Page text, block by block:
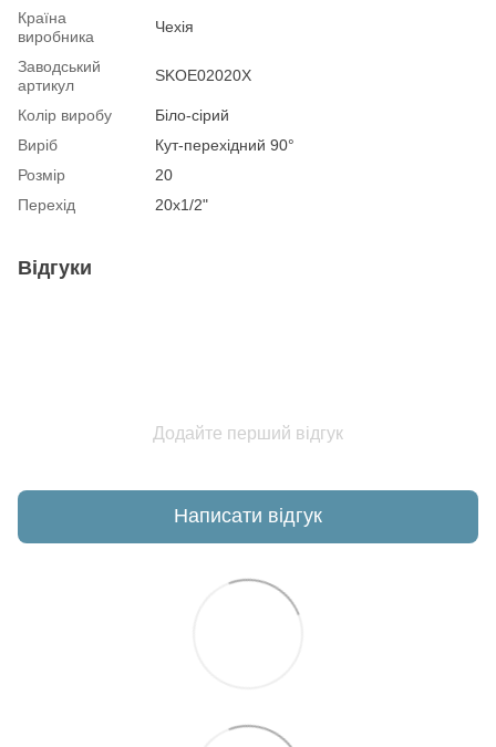
Країна
виробника
Чехія
Заводський
артикул
SKOE02020X
Колір виробу
Біло-сірий
Виріб
Кут-перехідний 90°
Розмір
20
Перехід
20х1/2"
Відгуки
Додайте перший відгук
Написати відгук